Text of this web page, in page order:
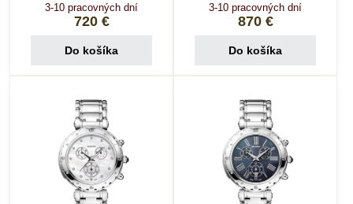
3-10 pracovných dní
720 €
Do košíka
3-10 pracovných dní
870 €
Do košíka